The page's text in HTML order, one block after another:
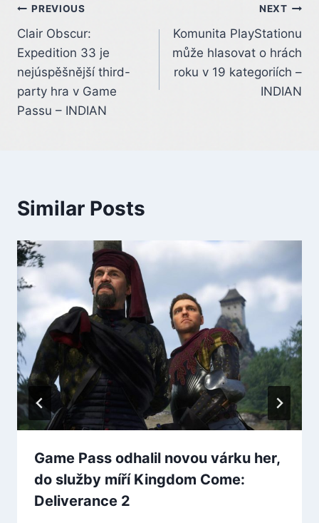
Post
navigation
PREVIOUS
Clair Obscur:
Expedition 33 je
nejúspěšnější third-
party hra v Game
Passu – INDIAN
NEXT
Komunita PlayStationu
může hlasovat o hrách
roku v 19 kategoriích –
INDIAN
Similar Posts
Game Pass odhalil novou várku her,
do služby míří Kingdom Come:
Deliverance 2